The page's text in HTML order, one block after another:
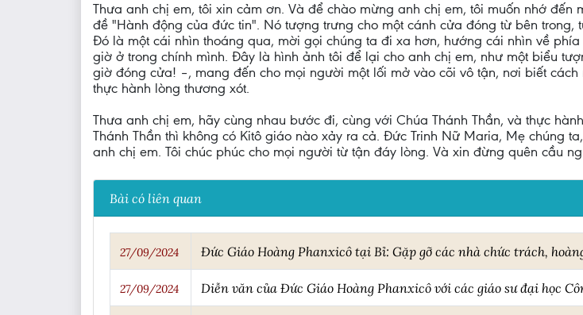
Thưa anh chị em, tôi xin cảm ơn. Và để chào mừng anh chị em, tôi muốn nhớ
đề "Hành động của đức tin". Nó tượng trưng cho một cánh cửa đóng từ bên
Đó là một cái nhìn thoáng qua, mời gọi chúng ta đi xa hơn, hướng cái nhìn về
giờ ở trong chính mình. Đây là hình ảnh tôi để lại cho anh chị em, như một biểu
giờ đóng cửa! –, mang đến cho mọi người một lối mở vào cõi vô tận, nơi biết
thực hành lòng thương xót.
Thưa anh chị em, hãy cùng nhau bước đi, cùng với Chúa Thánh Thần, và thực
Thánh Thần thì không có Kitô giáo nào xảy ra cả. Đức Trinh Nữ Maria, Mẹ chúng
anh chị em. Tôi chúc phúc cho mọi người từ tận đáy lòng. Và xin đừng quên cầu
Bài có liên quan
27/09/2024 Đức Giáo Hoàng Phanxicô tại Bỉ: Gặp gỡ các nhà chức trách,
27/09/2024 Diễn văn của Đức Giáo Hoàng Phanxicô với các giáo sư đại học